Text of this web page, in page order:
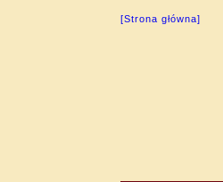
[Strona główna]